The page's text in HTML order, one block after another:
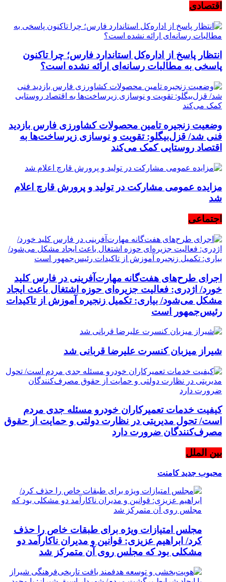
اقتصادی
انتظار پاسخ از اداره‌کل استاندارد فارس؛ چرا تاکنون
پاسخی به مطالبات رسانه‌ای ارائه نشده است؟
وضعیت زنجیره تامین محصولات کشاورزی فارس بازدید
فنی شد/ قزل‌بیگلو: تقویت و نوسازی زیرساخت‌ها به
اقتصاد روستایی کمک می‌کند
مزایده عمومی مشارکت در تولید و پرورش قارچ اعلام
شد
اجتماعی
اجرای طرح‌های هفت‌گانه مهارت‌آفرینی در فارس کلید
خورد/ اژدری: فعالیت جزیره‌‌ای حوزه اشتغال باعث ایجاد
مشکل می‌شود/ بیاری: تکمیل زنجیره آموزش از تاکیدات
رئیس‌جمهور است
شیراز میزبان کنسرت علیرضا قربانی شد
کیفیت خدمات تعمیرکاران خودرو مسئله جدی مردم
است/ تحول مدیریتی در نظارت دولتی و حمایت از حقوق
مصرف‌کنندگان ضرورت دارد
بین الملل
محبوب جدیدکامنت
مجلس امتیازات ویژه برای طبقات خاص را حذف
کرد/ ابراهیم عزیزی: قوانین و مدیران ناکارآمد دو
مشکلی بود که مجلس روی آن متمرکز شد